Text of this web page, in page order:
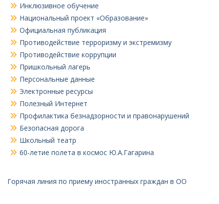
Инклюзивное обучение
Национальный проект «Образование»
Официальная публикация
Противодействие терроризму и экстремизму
Противодействие коррупции
Пришкольный лагерь
Персональные данные
Электронные ресурсы
Полезный Интернет
Профилактика безнадзорности и правонарушений
Безопасная дорога
Школьный театр
60-летие полета в космос Ю.А.Гагарина
Горячая линия по приему иностранных граждан в ОО